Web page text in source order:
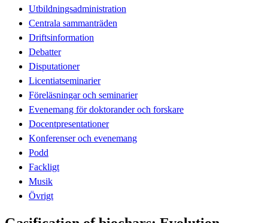
Utbildningsadministration
Centrala sammanträden
Driftsinformation
Debatter
Disputationer
Licentiatseminarier
Föreläsningar och seminarier
Evenemang för doktorander och forskare
Docentpresentationer
Konferenser och evenemang
Podd
Fackligt
Musik
Övrigt